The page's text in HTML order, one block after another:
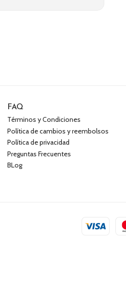
FAQ
Términos y Condiciones
Política de cambios y reembolsos
Política de privacidad
Preguntas Frecuentes
BLog